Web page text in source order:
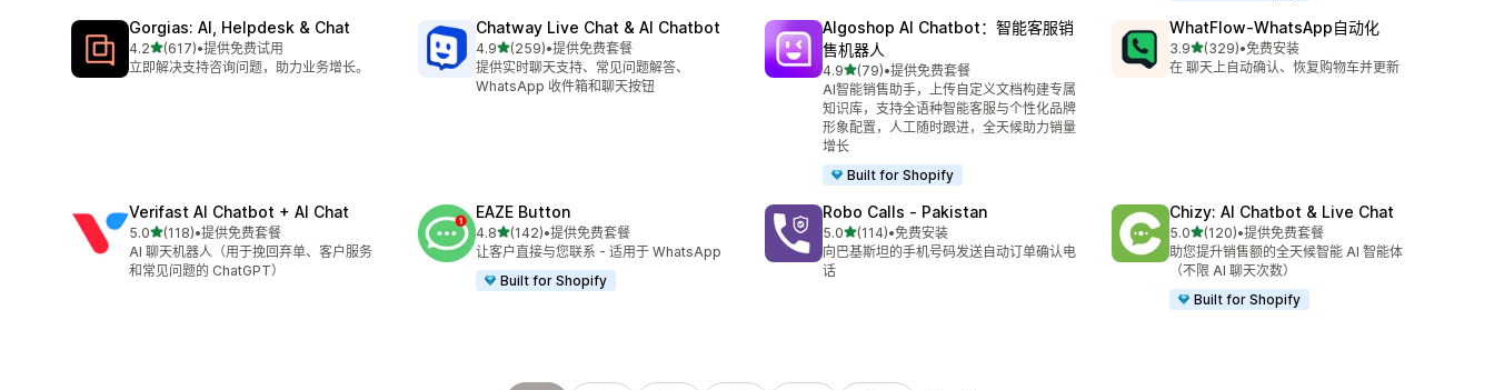
Gorgias: AI, Helpdesk & Chat
4.2星（满分 5 星）
(617)
总共 617 条评论
•提供免费试用
立即解决支持咨询问题，助力业务增长。
Chatway Live Chat & AI Chatbot
4.9星（满分 5 星）
(259)
总共 259 条评论
•提供免费套餐
提供实时聊天支持、常见问题解答、
WhatsApp 收件箱和聊天按钮
Algoshop AI Chatbot：智能客服销
售机器人
4.9星（满分 5 星）
(79)
总共 79 条评论
•提供免费套餐
AI智能销售助手，上传自定义文档构建专属
知识库，支持全语种智能客服与个性化品牌
形象配置，人工随时跟进，全天候助力销量
增长
Built for Shopify
WhatFlow‑WhatsApp自动化
3.9星（满分 5 星）
(329)
总共 329 条评论
•免费安装
在 聊天上自动确认、恢复购物车并更新
Verifast AI Chatbot + AI Chat
5.0星（满分 5 星）
(118)
总共 118 条评论
•提供免费套餐
AI 聊天机器人（用于挽回弃单、客户服务
和常见问题的 ChatGPT）
EAZE Button
4.8星（满分 5 星）
(142)
总共 142 条评论
•提供免费套餐
让客户直接与您联系 - 适用于 WhatsApp
Built for Shopify
Robo Calls ‑ Pakistan
5.0星（满分 5 星）
(114)
总共 114 条评论
•免费安装
向巴基斯坦的手机号码发送自动订单确认电
话
Chizy: AI Chatbot & Live Chat
5.0星（满分 5 星）
(120)
总共 120 条评论
•提供免费套餐
助您提升销售额的全天候智能 AI 智能体
（不限 AI 聊天次数）
Built for Shopify